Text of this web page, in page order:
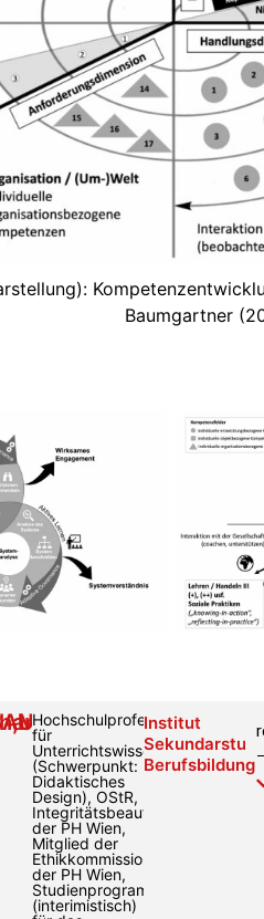
Baumgartner
,MA
Hochschulprofessor
für
Unterrichtswissenschaften
(Schwerpunkt:
Didaktisches
Design), OStR,
Integritätsbeauftragter
der PH Wien,
Mitglied der
Ethikkommission
der PH Wien,
Studienprogrammleiter
(interimistisch)
Institut
Sekundarstufe
Berufsbildung